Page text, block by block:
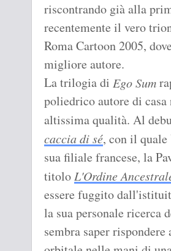
riscontrando già alla
recentemente il vero
Roma Cartoon 2005,
migliore autore.
La trilogia di Ego Sum
poliedrico autore di
altissima qualità. Al
caccia di sé, con il
sua filiale francese, la
titoloL'Ordine
essere fuggito
la sua personale ricerca
sembra saper